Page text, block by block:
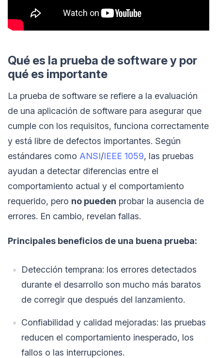
Qué es la prueba de software y por
qué es importante
La prueba de software se refiere a la evaluación
de una aplicación de software para asegurar que
cumple con los requisitos, funciona correctamente
y está libre de defectos importantes. Según
estándares como ANSI/IEEE 1059, las pruebas
ayudan a detectar diferencias entre el
comportamiento actual y el comportamiento
requerido, pero no pueden probar la ausencia de
errores. En cambio, revelan fallas.
Principales beneficios de una buena prueba:
Detección temprana: los errores detectados
durante el desarrollo son mucho más baratos
de corregir que después del lanzamiento.
Confiabilidad y calidad mejoradas: las pruebas
reducen el comportamiento inesperado, los
fallos o las interrupciones.